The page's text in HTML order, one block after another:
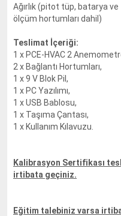
Ağırlık (pitot tüp, batarya ve
ölçüm hortumları dahil)
Teslimat İçeriği:
1 x PCE-HVAC 2
2 x Bağlantı Hortumları,
1 x 9 V Blok Pil,
1 x PC Yazılımı,
1 x USB Bablosu,
1 x Taşıma Çantası,
1 x Kullanım Kılavuzu.
Kalibrasyon Sertifikası
irtibata geçiniz.
Eğitim talebiniz varsa